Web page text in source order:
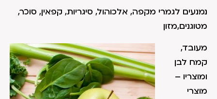
נמנעים לגמרי מקפה, אלכוהול, סיגריות, קפאין, סוכר,
מטוגנים,מזון
מעובד,
קמח לבן
ומוצריו –
מוצרי